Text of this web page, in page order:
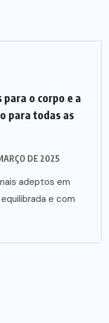
para o corpo e a
para todas as
DE 2025
adeptos em
e com